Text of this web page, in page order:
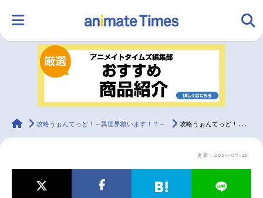
ランキング アニメ
ラジオ グッズ
animateTimes
攻略うぉんてっど！～異世界救います！？～ 攻略うぉんてっど！～異世界救います！？～｜アニメ声優・キャラクター・登場人物・動画配信情報・2023秋アニメ最新情報一覧
更新：2024-07-25